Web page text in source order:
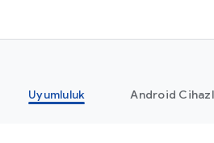
Uyumluluk Android